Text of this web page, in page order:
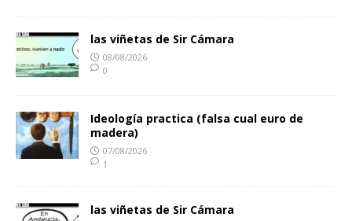
las viñetas de Sir Cámara
08/08/2026
0
Ideología practica (falsa cual euro de
madera)
07/08/2026
1
las viñetas de Sir Cámara